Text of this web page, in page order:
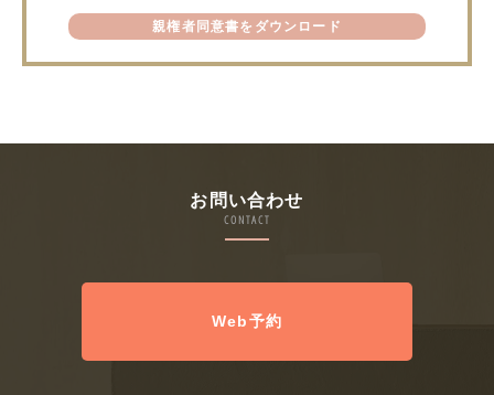
親権者同意書をダウンロード
お問い合わせ
CONTACT
Web予約